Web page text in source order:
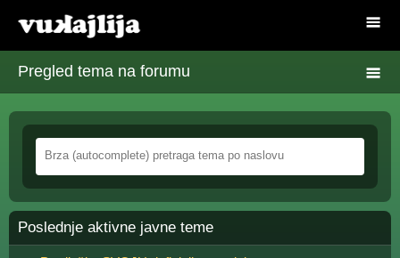
Pregled tema na forumu
Poslednje aktivne javne teme